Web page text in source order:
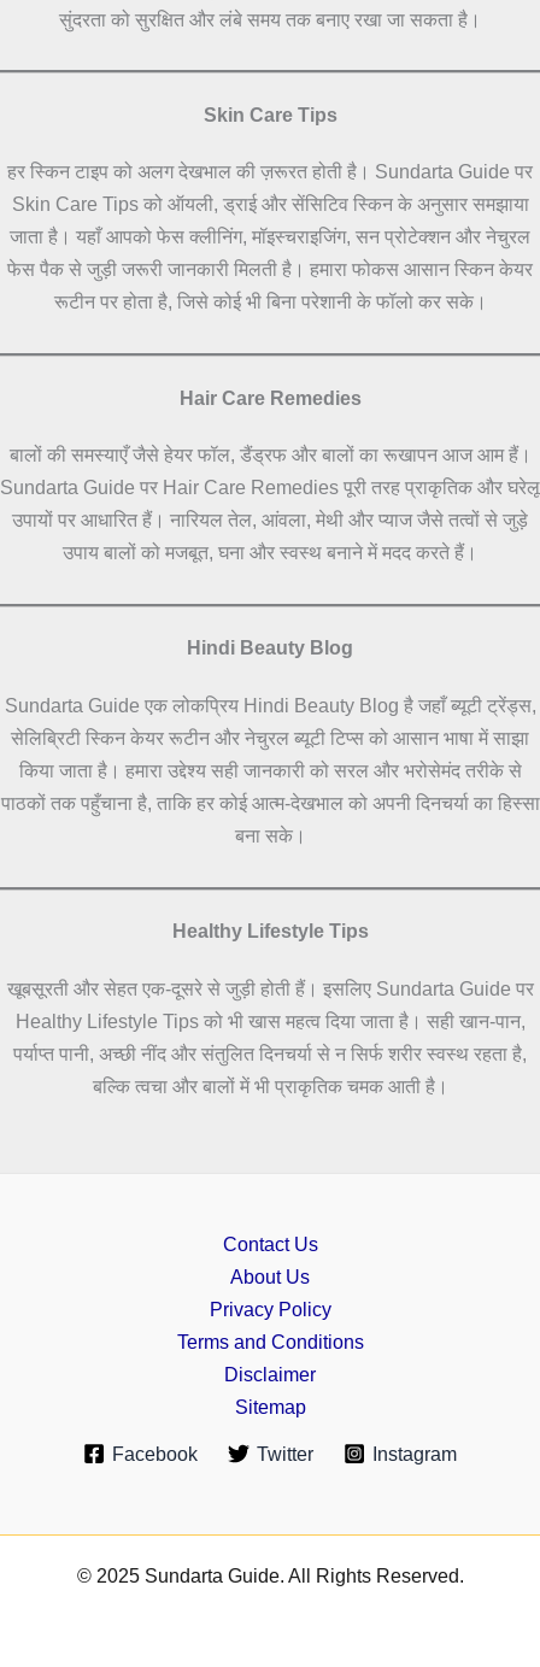
सुंदरता को सुरक्षित और लंबे समय तक बनाए रखा जा सकता है।
Skin Care Tips
हर स्किन टाइप को अलग देखभाल की ज़रूरत होती है। Sundarta Guide पर
Skin Care Tips को ऑयली, ड्राई और सेंसिटिव स्किन के अनुसार समझाया
जाता है। यहाँ आपको फेस क्लीनिंग, मॉइस्चराइजिंग, सन प्रोटेक्शन और नेचुरल
फेस पैक से जुड़ी जरूरी जानकारी मिलती है। हमारा फोकस आसान स्किन केयर
रूटीन पर होता है, जिसे कोई भी बिना परेशानी के फॉलो कर सके।
Hair Care Remedies
बालों की समस्याएँ जैसे हेयर फॉल, डैंड्रफ और बालों का रूखापन आज आम हैं।
Sundarta Guide पर Hair Care Remedies पूरी तरह प्राकृतिक और घरेलू
उपायों पर आधारित हैं। नारियल तेल, आंवला, मेथी और प्याज जैसे तत्वों से जुड़े
उपाय बालों को मजबूत, घना और स्वस्थ बनाने में मदद करते हैं।
Hindi Beauty Blog
Sundarta Guide एक लोकप्रिय Hindi Beauty Blog है जहाँ ब्यूटी ट्रेंड्स,
सेलिब्रिटी स्किन केयर रूटीन और नेचुरल ब्यूटी टिप्स को आसान भाषा में साझा
किया जाता है। हमारा उद्देश्य सही जानकारी को सरल और भरोसेमंद तरीके से
पाठकों तक पहुँचाना है, ताकि हर कोई आत्म-देखभाल को अपनी दिनचर्या का हिस्सा
बना सके।
Healthy Lifestyle Tips
खूबसूरती और सेहत एक-दूसरे से जुड़ी होती हैं। इसलिए Sundarta Guide पर
Healthy Lifestyle Tips को भी खास महत्व दिया जाता है। सही खान-पान,
पर्याप्त पानी, अच्छी नींद और संतुलित दिनचर्या से न सिर्फ शरीर स्वस्थ रहता है,
बल्कि त्वचा और बालों में भी प्राकृतिक चमक आती है।
Contact Us
About Us
Privacy Policy
Terms and Conditions
Disclaimer
Sitemap
Facebook Twitter Instagram
© 2025 Sundarta Guide. All Rights Reserved.